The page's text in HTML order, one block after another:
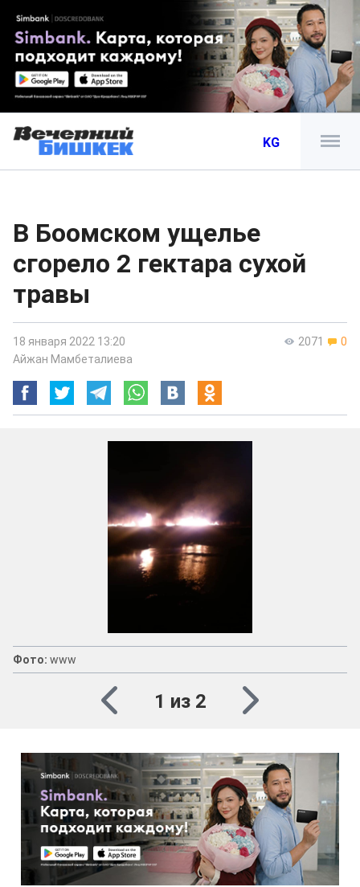
KG
В Боомском ущелье
сгорело 2 гектара сухой
травы
2071 0
18 января 2022 13:20
Айжан Мамбеталиева
Фото: www
1 из 2